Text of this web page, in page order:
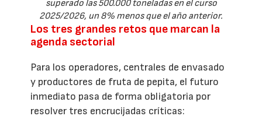
superado las 500.000 toneladas en el curso
2025/2026, un 8% menos que el año anterior.
Los tres grandes retos que marcan la
agenda sectorial
Para los operadores, centrales de envasado
y productores de fruta de pepita, el futuro
inmediato pasa de forma obligatoria por
resolver tres encrucijadas críticas: